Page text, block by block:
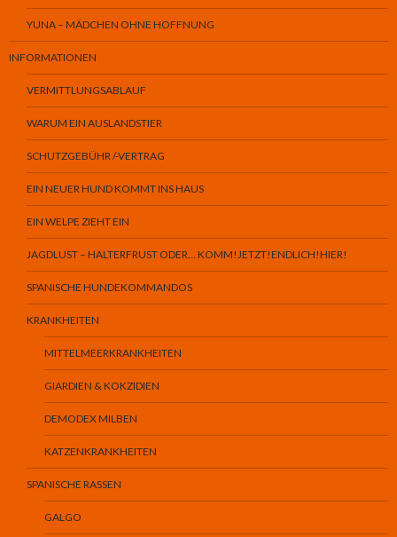
YUNA – MÄDCHEN OHNE HOFFNUNG
INFORMATIONEN
VERMITTLUNGSABLAUF
WARUM EIN AUSLANDSTIER
SCHUTZGEBÜHR /-VERTRAG
EIN NEUER HUND KOMMT INS HAUS
EIN WELPE ZIEHT EIN
JAGDLUST – HALTERFRUST ODER… KOMM!JETZT!ENDLICH!HIER!
SPANISCHE HUNDEKOMMANDOS
KRANKHEITEN
MITTELMEERKRANKHEITEN
GIARDIEN & KOKZIDIEN
DEMODEX MILBEN
KATZENKRANKHEITEN
SPANISCHE RASSEN
GALGO